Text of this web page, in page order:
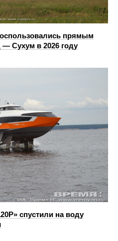
прямым
Сухум в 2026 году
спустили на воду